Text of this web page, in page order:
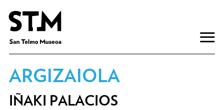
ARGIZAIOLA
IÑAKI PALACIOS